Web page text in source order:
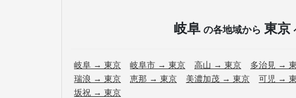
岐阜 の各地域から 東京
岐阜 → 東京 岐阜市 → 東京 高山 → 東京 多治見 →
瑞浪 → 東京 恵那 → 東京 美濃加茂 → 東京 可児 →
坂祝 → 東京